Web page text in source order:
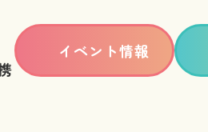
イベント情報